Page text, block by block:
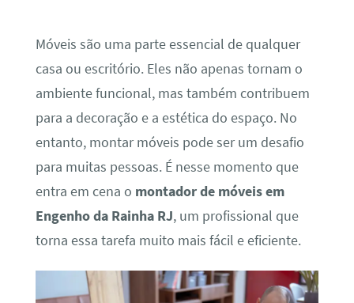
Móveis são uma parte essencial de qualquer
casa ou escritório. Eles não apenas tornam o
ambiente funcional, mas também contribuem
para a decoração e a estética do espaço. No
entanto, montar móveis pode ser um desafio
para muitas pessoas. É nesse momento que
entra em cena o montador de móveis em
Engenho da Rainha RJ, um profissional que
torna essa tarefa muito mais fácil e eficiente.